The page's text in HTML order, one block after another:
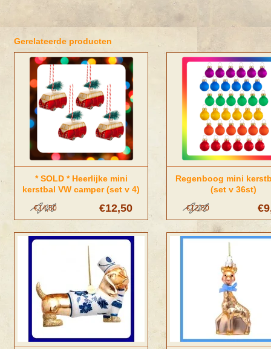
Gerelateerde producten
* SOLD * Heerlijke mini
kerstbal VW camper (set v 4)
€12,50
€14,50
Regenboog mini
(set v 36st)
€12,50